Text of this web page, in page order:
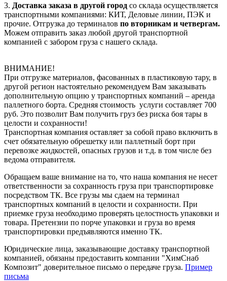
3. Доставка заказа в другой город со склада осуществляется
транспортными компаниями: КИТ, Деловые линии, ПЭК и
прочие. Отгрузка до терминалов по вторникам и четвергам.
Можем отправить заказ любой другой транспортной
компанией с забором груза с нашего склада.
ВНИМАНИЕ!
При отгрузке материалов, фасованных в пластиковую тару, в
другой регион настоятельно рекомендуем Вам заказывать
дополнительную опцию у транспортных компаний – аренда
паллетного борта. Средняя стоимость услуги составляет 700
руб. Это позволит Вам получить груз без риска боя тары в
целости и сохранности!
Транспортная компания оставляет за собой право включить в
счет обязательную обрешетку или паллетный борт при
перевозке жидкостей, опасных грузов и т.д. в том числе без
ведома отправителя.
Обращаем ваше внимание на то, что наша компания не несет
ответственности за сохранность груза при транспортировке
посредством ТК. Все грузы мы сдаем на терминал
транспортных компаний в целости и сохранности. При
приемке груза необходимо проверять целостность упаковки и
товара. Претензии по порче упаковки и груза во время
транспортировки предъявляются именно ТК.
Юридические лица, заказывающие доставку транспортной
компанией, обязаны предоставить компании "ХимСнаб
Композит" доверительное письмо о передаче груза. Пример
письма